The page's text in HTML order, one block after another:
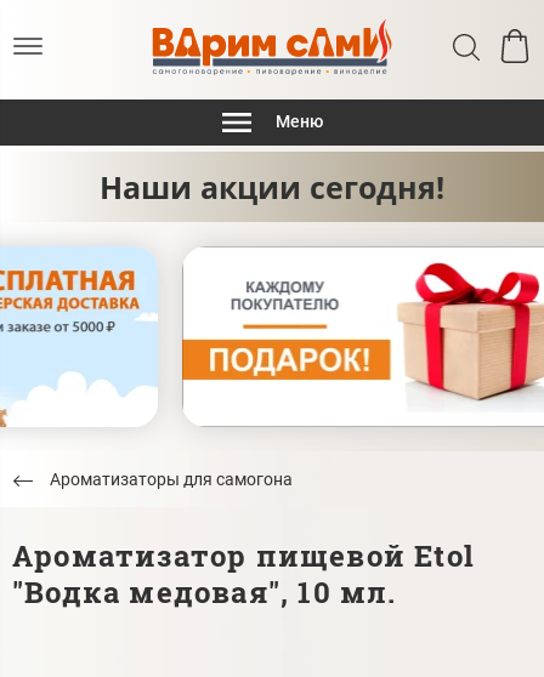
Меню
Наши акции сегодня!
Ароматизаторы для самогона
Ароматизатор пищевой Etol
"Водка медовая", 10 мл.